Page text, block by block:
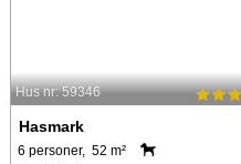
Hus nr: 59346
Hasmark
6 personer, 52 m²